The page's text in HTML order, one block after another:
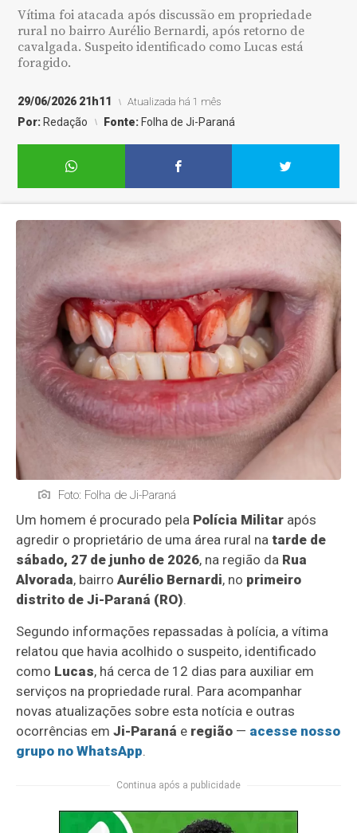
Vítima foi atacada após discussão em propriedade
rural no bairro Aurélio Bernardi, após retorno de
cavalgada. Suspeito identificado como Lucas está
foragido.
29/06/2026 21h11 Atualizada há 1 mês
Por: Redação Fonte: Folha de Ji-Paraná
Foto: Folha de Ji-Paraná
Um homem é procurado pela Polícia Militar após
agredir o proprietário de uma área rural natarde de
sábado, 27 de junho de 2026, na região da Rua
Alvorada, bairroAurélio Bernardi, no primeiro
distrito de Ji-Paraná (RO).
Segundo informações repassadas à polícia, a vítima
relatou que havia acolhido o suspeito, identificado
como Lucas, há cerca de 12 dias para auxiliar em
serviços na propriedade rural. Para acompanhar
novas atualizações sobre esta notícia e outras
ocorrências em Ji-Paraná e região — acesse nosso
grupo no WhatsApp.
Continua após a publicidade